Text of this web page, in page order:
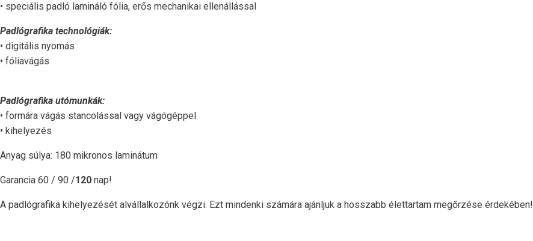
• speciális padló lamináló fólia, erős mechanikai ellenállással
Padlógrafika technológiák:
• digitális nyomás
• fóliavágás
Padlógrafika utómunkák:
• formára vágás stancolással vagy vágógéppel
• kihelyezés
Anyag súlya: 180 mikronos laminátum
Garancia 60 / 90 /120 nap!
A padlógrafika kihelyezését alvállalkozónk végzi. Ezt mindenki számára ajánljuk a hosszabb élettartam megőrzése érdekében!